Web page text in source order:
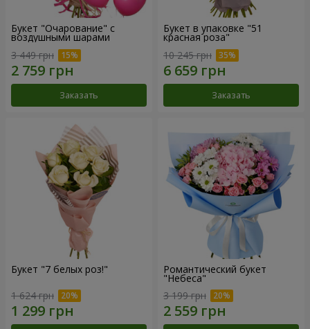
Букет "Очарование" с
воздушными шарами
3 449 грн
Заказать
Букет в упаковке "51
красная роза"
10 245 грн
Заказать
Букет "7 белых роз!"
1 624 грн
Романтический букет
"Небеса"
3 199 грн